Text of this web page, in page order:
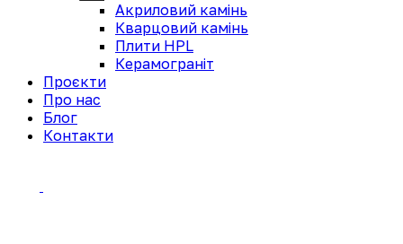
Акриловий камінь
Кварцовий камінь
Плити HPL
Керамограніт
Проєкти
Про нас
Блог
Контакти